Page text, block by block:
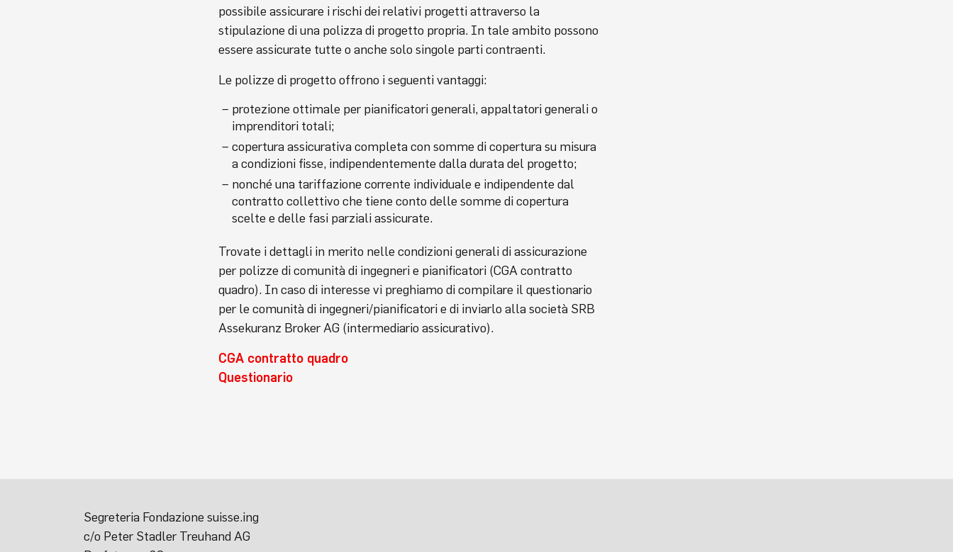
possibile assicurare i rischi dei relativi progetti attraverso la
stipulazione di una polizza di progetto propria. In tale ambito possono
essere assicurate tutte o anche solo singole parti contraenti.
Le polizze di progetto offrono i seguenti vantaggi:
protezione ottimale per pianificatori generali, appaltatori generali o
imprenditori totali;
copertura assicurativa completa con somme di copertura su misura
a condizioni fisse, indipendentemente dalla durata del progetto;
nonché una tariffazione corrente individuale e indipendente dal
contratto collettivo che tiene conto delle somme di copertura
scelte e delle fasi parziali assicurate.
Trovate i dettagli in merito nelle condizioni generali di assicurazione
per polizze di comunità di ingegneri e pianificatori (CGA contratto
quadro). In caso di interesse vi preghiamo di compilare il questionario
per le comunità di ingegneri/pianificatori e di inviarlo alla società SRB
Assekuranz Broker AG (intermediario assicurativo).
CGA contratto quadro
Questionario
Segreteria Fondazione suisse.ing
c/o Peter Stadler Treuhand AG